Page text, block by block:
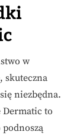
w
skuteczna
niezbędna.
Dermatic to